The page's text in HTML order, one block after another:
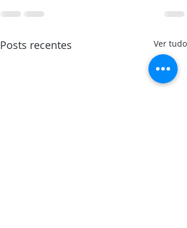
Posts recentes Ver tudo